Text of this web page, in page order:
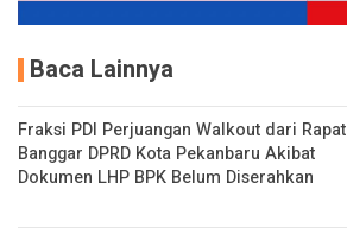
Baca Lainnya
Fraksi PDI Perjuangan Walkout dari Rapat
Banggar DPRD Kota Pekanbaru Akibat
Dokumen LHP BPK Belum Diserahkan